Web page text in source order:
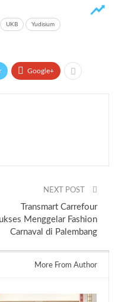
UKB Yudisium
Google+
NEXT POST
Transmart Carrefour
Menggelar Fashion
Carnaval di Palembang
More From Author